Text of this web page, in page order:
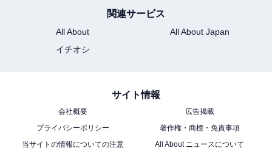
関連サービス
All About
All About Japan
イチオシ
サイト情報
会社概要
広告掲載
プライバシーポリシー
著作権・商標・免責事項
当サイトの情報についての注意
All About ニュースについて